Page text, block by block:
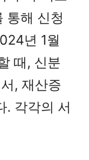
통해 신청
년 1월
때, 신분
, 재산증
. 각각의 서